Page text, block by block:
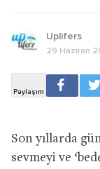
Uplifers
29 Haziran
Son yıllarda
sevmeyi ve